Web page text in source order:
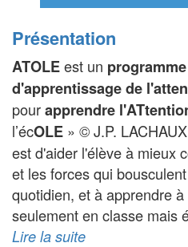
Présentation
ATOLEest un
d'apprentissage de
pourapprendre
l’écOLE » © J.P.
est d'aider l'élève à mieux
et les forces qui
quotidien, et à apprendre
seulement en classe mais
Lire la suite